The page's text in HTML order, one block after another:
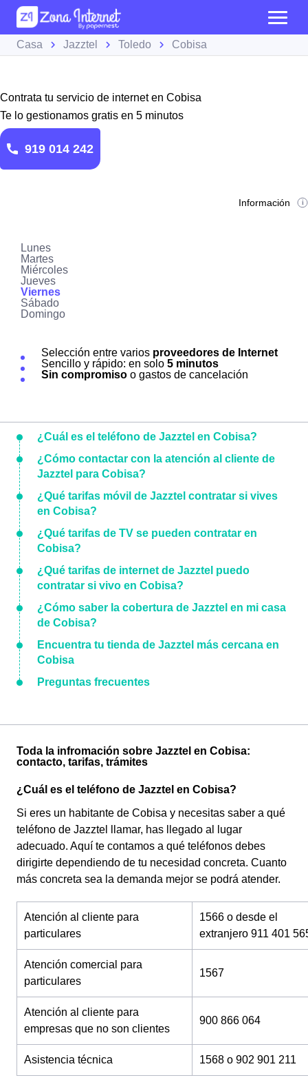
Casa Jazztel Toledo Cobisa
Contrata tu servicio de internet en Cobisa
Te lo gestionamos gratis en 5 minutos
919 014 242
Información
Lunes
Martes
Miércoles
Jueves
Viernes
Sábado
Domingo
Selección entre varios proveedores de Internet
Sencillo y rápido: en solo 5 minutos
Sin compromiso o gastos de cancelación
¿Cuál es el teléfono de Jazztel en Cobisa?
¿Cómo contactar con la atención al cliente de
Jazztel para Cobisa?
¿Qué tarifas móvil de Jazztel contratar si vives
en Cobisa?
¿Qué tarifas de TV se pueden contratar en
Cobisa?
¿Qué tarifas de internet de Jazztel puedo
contratar si vivo en Cobisa?
¿Cómo saber la cobertura de Jazztel en mi casa
de Cobisa?
Encuentra tu tienda de Jazztel más cercana en
Cobisa
Preguntas frecuentes
Toda la infromación sobre Jazztel en Cobisa:
contacto, tarifas, trámites
¿Cuál es el teléfono de Jazztel en Cobisa?
Si eres un habitante de Cobisa y necesitas saber a qué
teléfono de Jazztel llamar, has llegado al lugar
adecuado. Aquí te contamos a qué teléfonos debes
dirigirte dependiendo de tu necesidad concreta. Cuanto
más concreta sea la demanda mejor se podrá atender.
Atención al cliente para
particulares
1566 o desde el
extranjero 911 401
Atención comercial para
particulares
1567
Atención al cliente para
empresas que no son clientes
900 866 064
Asistencia técnica 1568 o 902 901 211